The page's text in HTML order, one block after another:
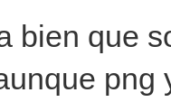
bien que